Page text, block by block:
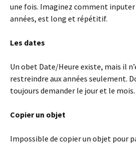
une fois. Imaginez comment inputer
années, est long et répétitif.
Les dates
Un obet Date/Heure existe, mais il
restreindre aux années seulement.
toujours demander le jour et le mois.
Copier un objet
Impossible de copier un objet pour